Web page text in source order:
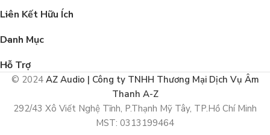
Liên Kết Hữu Ích
Danh Mục
Hỗ Trợ
© 2024 AZ Audio | Công ty TNHH Thương Mại Dịch Vụ Âm
Thanh A-Z
292/43 Xô Viết Nghệ Tĩnh, P.Thạnh Mỹ Tây, TP.Hồ Chí Minh
MST: 0313199464